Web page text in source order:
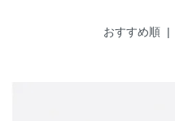
おすすめ順 |